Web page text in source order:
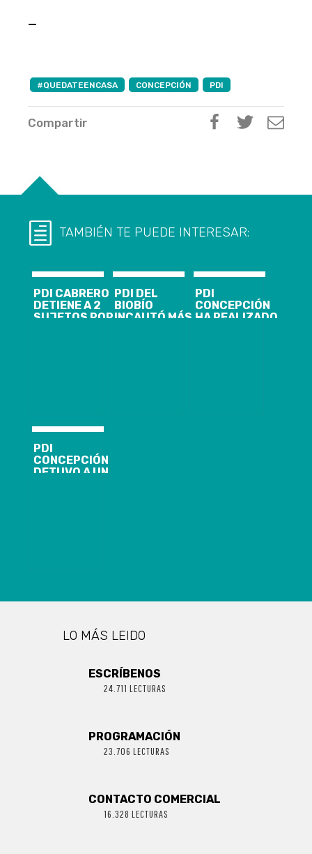
—
#QUEDATEENCASA CONCEPCIÓN PDI
Compartir
TAMBIÉN TE PUEDE INTERESAR:
PDI CABRERO
DETIENE A 2
SUJETOS POR
PDI DEL
BIOBÍO
INCAUTÓ MÁS
PDI
CONCEPCIÓN
HA REALIZADO
PDI
CONCEPCIÓN
DETUVO A UN
LO MÁS LEIDO
ESCRÍBENOS
24.711 LECTURAS
PROGRAMACIÓN
23.706 LECTURAS
CONTACTO COMERCIAL
16.328 LECTURAS